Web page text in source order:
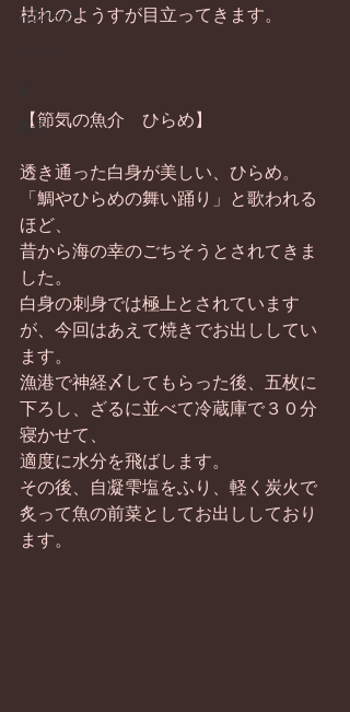
お知らせ
菓子
枯れのようすが目立ってきます。
【節気の魚介　ひらめ】
透き通った白身が美しい、ひらめ。
「鯛やひらめの舞い踊り」と歌われる
ほど、
昔から海の幸のごちそうとされてきま
した。
白身の刺身では極上とされています
が、今回はあえて焼きでお出ししてい
ます。
漁港で神経〆してもらった後、五枚に
下ろし、ざるに並べて冷蔵庫で３０分
寝かせて、
適度に水分を飛ばします。
その後、自凝雫塩をふり、軽く炭火で
炙って魚の前菜としてお出ししており
ます。